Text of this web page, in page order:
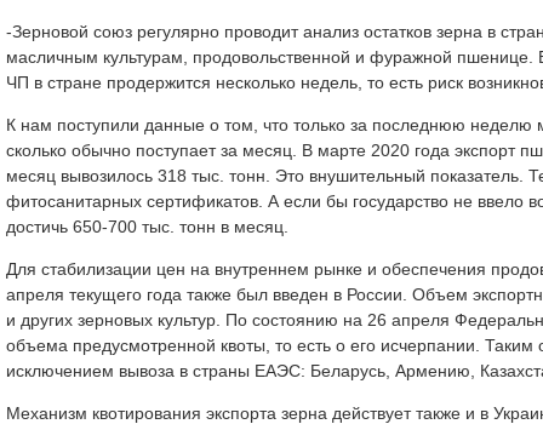
-Зерновой союз регулярно проводит анализ остатков зерна в
масличным культурам, продовольственной и фуражной пшенице.
ЧП в стране продержится несколько недель, то есть риск
К нам поступили данные о том, что только за последнюю неделю
сколько обычно поступает за месяц. В марте 2020 года экспорт
месяц вывозилось 318 тыс. тонн. Это внушительный показатель.
фитосанитарных сертификатов. А если бы государство не
достичь 650-700 тыс. тонн в месяц.
Для стабилизации цен на внутреннем рынке и обеспечения
апреля текущего года также был введен в России. Объем
и других зерновых культур. По состоянию на 26 апреля
объема предусмотренной квоты, то есть о его исчерпании.
исключением вывоза в страны ЕАЭС: Беларусь, Армению,
Механизм квотирования экспорта зерна действует также и в